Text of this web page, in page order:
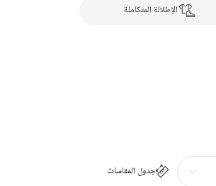
الإطلالة المتكاملة
جدول المقاسات